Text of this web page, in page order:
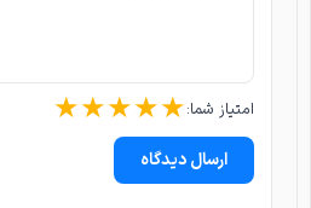
امتیاز شما: ★★★★★
ارسال دیدگاه